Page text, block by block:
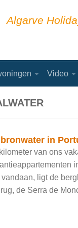
Algarve
Video
in
van ons
ligt de
de Serra de